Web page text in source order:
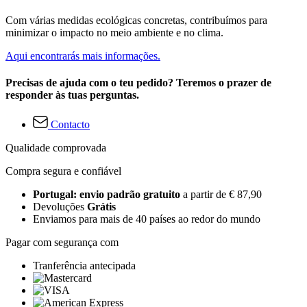
Com várias medidas ecológicas concretas, contribuímos para
minimizar o impacto no meio ambiente e no clima.
Aqui encontrarás mais informações.
Precisas de ajuda com o teu pedido? Teremos o prazer de
responder às tuas perguntas.
Contacto
Qualidade comprovada
Compra segura e confiável
Portugal: envio padrão gratuito a partir de € 87,90
Devoluções Grátis
Enviamos para mais de 40 países ao redor do mundo
Pagar com segurança com
Tranferência antecipada